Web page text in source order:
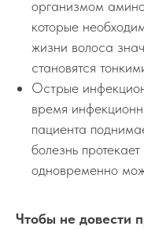
организмом
которые
жизни волоса
становятся
Острые
время
пациента
болезнь
одновременно
Чтобы не довести